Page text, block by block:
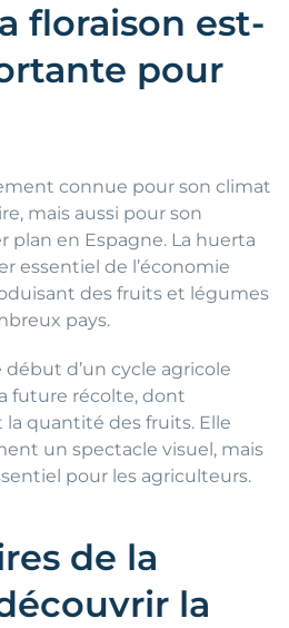
floraison est-
pour
connue pour son climat
mais aussi pour son
plan en Espagne. La huerta
essentiel de l’économie
des fruits et légumes
pays.
début d’un cycle agricole
future récolte, dont
quantité des fruits. Elle
un spectacle visuel, mais
pour les agriculteurs.
de la
la